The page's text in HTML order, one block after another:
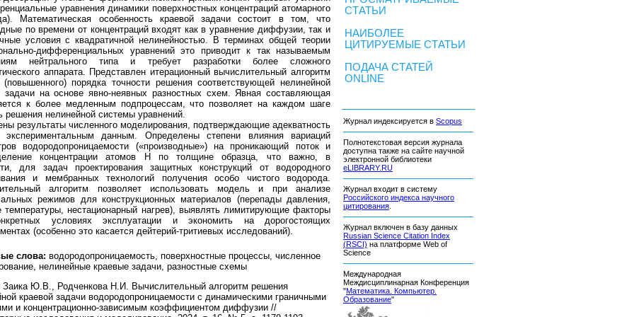
уравнения динамики поверхностных концентраций атомарного
Математическая особенность краевой задачи состоит в том, что
по времени от концентраций входят как в уравнение диффузии, так и
условия с квадратичной нелинейностью. В терминах общей теории
дифференциальных уравнений это приводит к так называемым
нейтрального типа и требует разработки более сложного
аппарата. Представлен итерационный вычислительный алгоритм
(повышенного) порядка точности решения соответствующей нелинейной
задачи на основе явно-неявных разностных схем. Явная составляющая
к более медленным подпроцессам, что позволяет на каждом шаге
решения нелинейной системы уравнений.
результаты численного моделирования, подтверждающие адекватность
экспериментальным данным. Определены степени влияния вариаций
водородопроницаемости («производные») на проникающий поток и
концентрации атомов H по толщине образца, что важно, в
для задач проектирования защитных конструкций от водородного
и мембранных технологий получения особо чистого водорода.
алгоритм позволяет использовать модель и при анализе
режимов для конструкционных материалов (перепады давления,
температуры, нестационарный нагрев), выявлять лимитирующие факторы
условиях эксплуатации и экономить на дорогостоящих
(особенно это касается дейтерий-тритиевых исследований).
слова: водородопроницаемость, поверхностные процессы, численное
нелинейные краевые задачи, разностные схемы
Заика Ю.В., Родченкова Н.И. Вычислительный алгоритм решения
краевой задачи водородопроницаемости с динамическими граничными
и концентрационно-зависимым коэффициентом диффузии //
СТАТЬИ
НАИБОЛЕЕ
ЦИТИРУЕМЫЕ СТАТЬИ
ПОДАЧА СТАТЕЙ
ONLINE
Журнал индексируется в Scopus
Полнотекстовая версия журнала
доступна также на сайте научной
электронной библиотеки
eLIBRARY.RU
Журнал входит в систему
Российского индекса научного
цитирования
Журнал включен в базу данных
Russian Science Citation Index
(RSCI) на платформе Web of
Science
Международная
Междисциплинарная Конференция
"Математика. Компьютер.
Образование"